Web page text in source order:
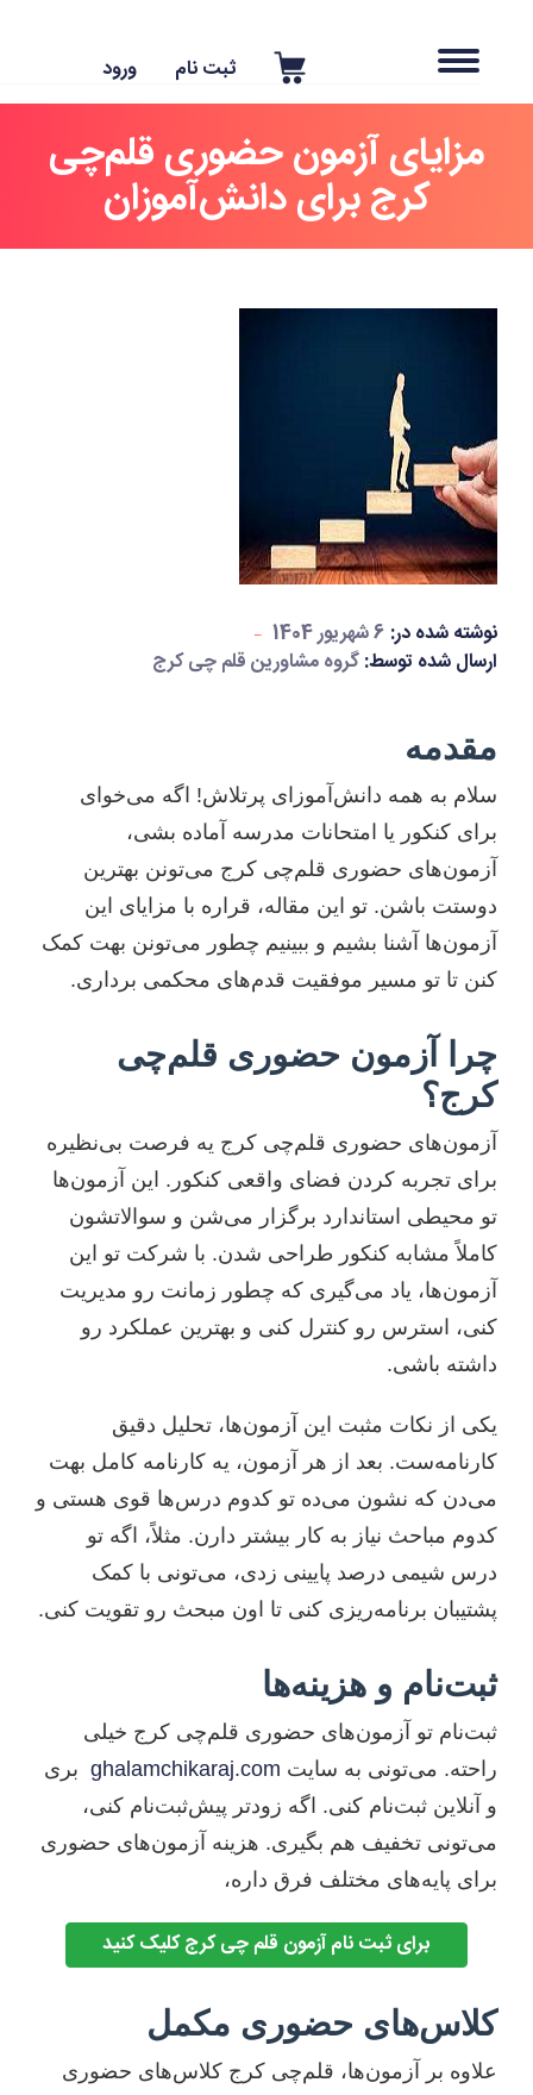
ثبت نام
مزایای آزمون حضوری قلم‌چی
کرج برای دانش‌آموزان
نوشته شده در:6 شهریور 1404
ارسال شده توسط:گروه مشاورین قلم چی کرج
مقدمه
سلام به همه دانش‌آموزای پرتلاش! اگه می‌خوای
برای کنکور یا امتحانات مدرسه آماده بشی،
آزمون‌های حضوری قلم‌چی کرج می‌تونن بهترین
دوستت باشن. تو این مقاله، قراره با مزایای این
آزمون‌ها آشنا بشیم و ببینیم چطور می‌تونن بهت کمک
کنن تا تو مسیر موفقیت قدم‌های محکمی برداری.
چرا آزمون حضوری قلم‌چی
کرج؟
آزمون‌های حضوری قلم‌چی کرج یه فرصت بی‌نظیره
برای تجربه کردن فضای واقعی کنکور. این آزمون‌ها
تو محیطی استاندارد برگزار می‌شن و سوالاتشون
کاملاً مشابه کنکور طراحی شدن. با شرکت تو این
آزمون‌ها، یاد می‌گیری که چطور زمانت رو مدیریت
کنی، استرس رو کنترل کنی و بهترین عملکرد رو
داشته باشی.
یکی از نکات مثبت این آزمون‌ها، تحلیل دقیق
کارنامه‌ست. بعد از هر آزمون، یه کارنامه کامل بهت
می‌دن که نشون می‌ده تو کدوم درس‌ها قوی هستی و
کدوم مباحث نیاز به کار بیشتر دارن. مثلاً، اگه تو
درس شیمی درصد پایینی زدی، می‌تونی با کمک
پشتیبان برنامه‌ریزی کنی تا اون مبحث رو تقویت کنی.
ثبت‌نام و هزینه‌ها
ثبت‌نام تو آزمون‌های حضوری قلم‌چی کرج خیلی
راحته. می‌تونی به سایتghalamchikaraj.comبری
و آنلاین ثبت‌نام کنی. اگه زودتر پیش‌ثبت‌نام کنی،
می‌تونی تخفیف هم بگیری. هزینه آزمون‌های حضوری
برای پایه‌های مختلف فرق داره،
برای ثبت نام آزمون قلم چی کرج کلیک کنید
کلاس‌های حضوری مکمل
علاوه بر آزمون‌ها، قلم‌چی کرج کلاس‌های حضوری